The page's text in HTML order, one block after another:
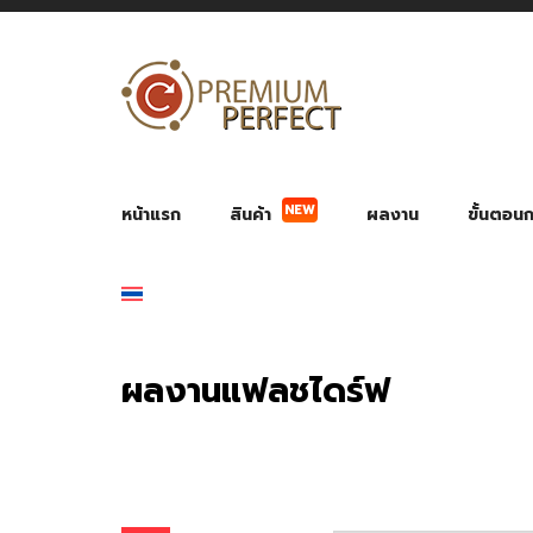
หน้าแรก สินค้า NEW ผลงาน ขั้นตอน
ผลงานแฟลชไดร์ฟ